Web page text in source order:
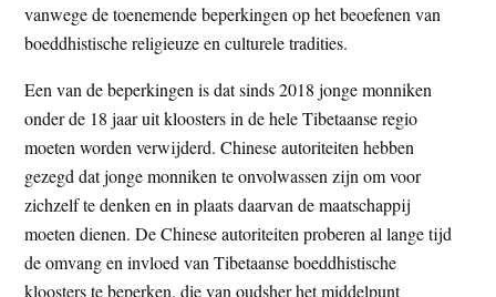
vanwege de toenemende beperkingen op het beoefenen van
boeddhistische religieuze en culturele tradities.
Een van de beperkingen is dat sinds 2018 jonge monniken
onder de 18 jaar uit kloosters in de hele Tibetaanse regio
moeten worden verwijderd. Chinese autoriteiten hebben
gezegd dat jonge monniken te onvolwassen zijn om voor
zichzelf te denken en in plaats daarvan de maatschappij
moeten dienen. De Chinese autoriteiten proberen al lange tijd
de omvang en invloed van Tibetaanse boeddhistische
kloosters te beperken, die van oudsher het middelpunt